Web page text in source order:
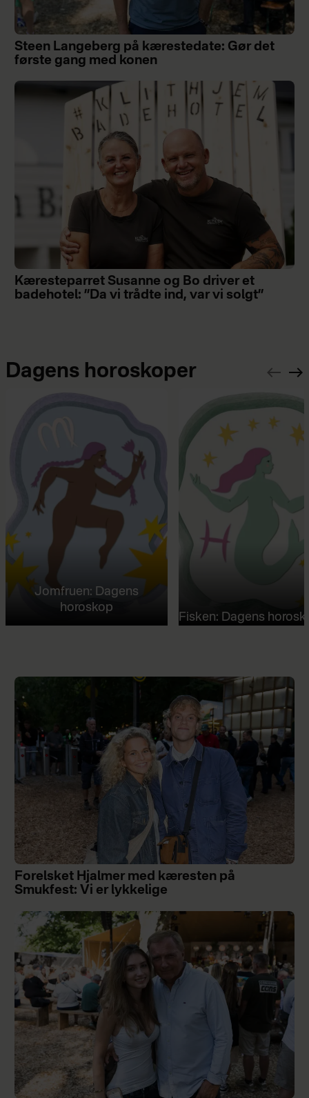
Steen Langeberg på kærestedate: Gør det
første gang med konen
Kæresteparret Susanne og Bo driver et
badehotel: ”Da vi trådte ind, var vi solgt”
Dagens horoskoper
Jomfruen: Dagens
horoskop
Fisken: Dagens
Forelsket Hjalmer med kæresten på
Smukfest: Vi er lykkelige